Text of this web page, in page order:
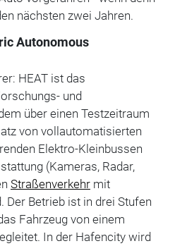
nächsten zwei Jahren.
Autonomous
HEAT ist das
und
über einen Testzeitraum
von vollautomatisierten
Elektro-Kleinbussen
(Kameras, Radar,
Straßenverkehrmit
Der Betrieb ist in drei Stufen
Fahrzeug von einem
In der Hafencity wird